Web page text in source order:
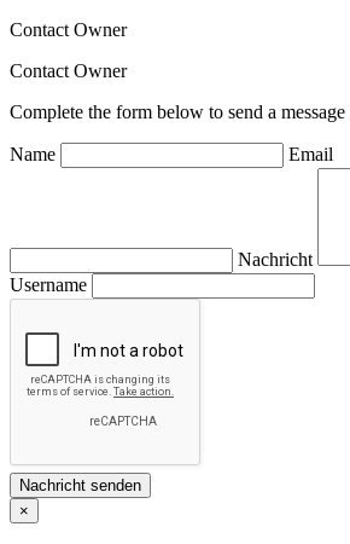
Contact Owner
Contact Owner
Complete the form below to send a
Name Email
Nachricht
Username
×